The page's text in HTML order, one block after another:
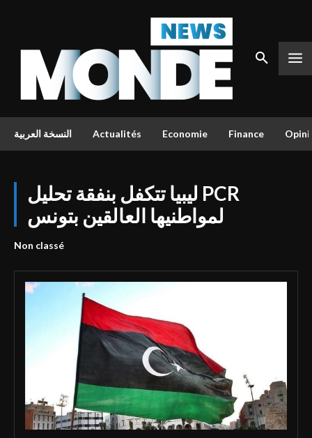
النسخة العربية Actualités Economie Finance
ليبيا تتكفل بنفقة تحليل PCR
لمواطنيها العالقين بتونس
Non classé